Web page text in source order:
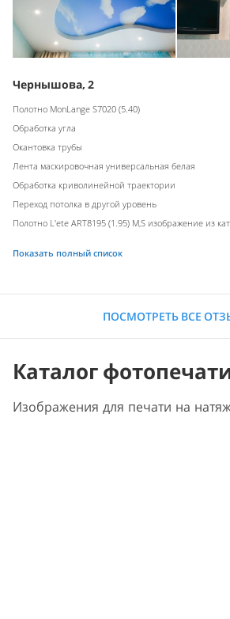
Чернышова, 2
Полотно MonLange S7020 (5.40)
Обработка угла
Окантовка трубы
Лента маскировочная универсальная белая
Обработка криволинейной траектории
Переход потолка в другой уровень
Полотно L'ete ART8195 (1.95) M,S изображение из
Показать полный список
ПОСМОТРЕТЬ ВСЕ
Каталог
Изображения для печати на